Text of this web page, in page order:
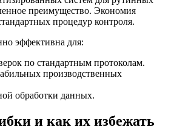
преимущество. Экономия
процедур контроля.
эффективна для:
по стандартным протоколам.
производственных
обработки данных.
и как их избежать